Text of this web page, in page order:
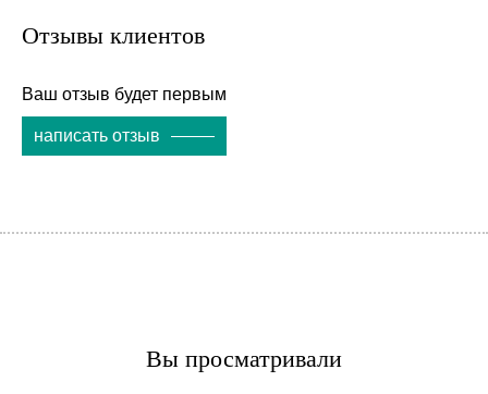
Отзывы клиентов
Ваш отзыв будет первым
написать отзыв
Вы просматривали